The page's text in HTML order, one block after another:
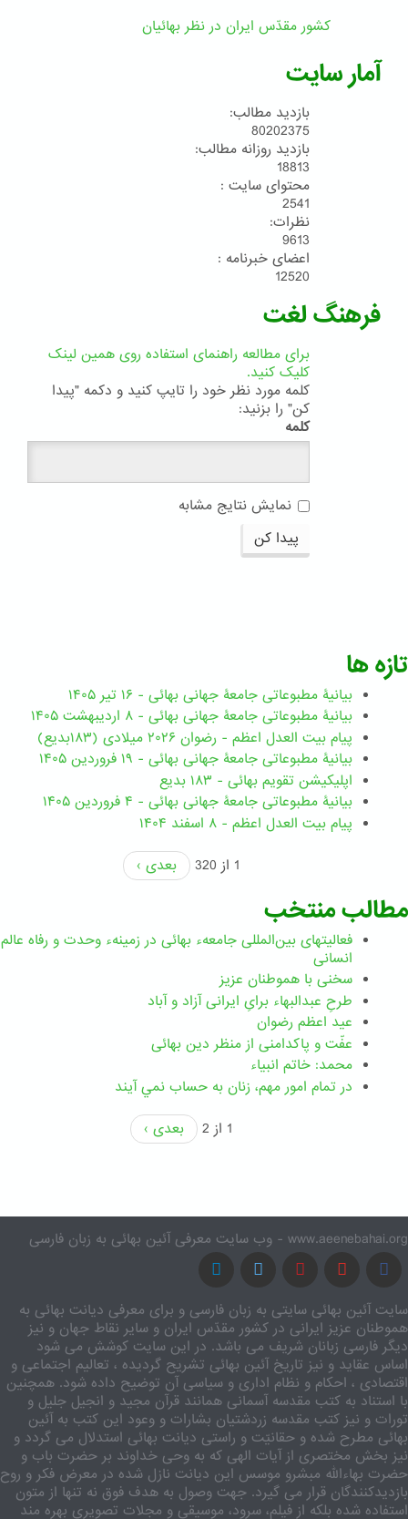
کشور مقدّس ایران در نظر بهائیان
آمار سایت
بازدید مطالب:
80202375
بازدید روزانه مطالب:
18813
محتوای سایت :
2541
نظرات:
9613
اعضای خبرنامه :
12520
فرهنگ لغت
برای مطالعه راهنمای استفاده روی همین لینک
کلیک کنید.
کلمه مورد نظر خود را تایپ کنید و دکمه "پیدا
کن" را بزنید:
کلمه
نمایش نتایج مشابه
پیدا کن
تازه ها
بیانیۀ مطبوعاتی جامعۀ جهانی بهائی - ۱۶ تیر ۱۴۰۵
بیانیۀ مطبوعاتی جامعۀ جهانی بهائی - ۸ اردیبهشت ۱۴۰۵
پیام بیت العدل اعظم - رضوان ۲۰۲۶ میلادی (۱۸۳بدیع)
بیانیۀ مطبوعاتی جامعۀ جهانی بهائی - ۱۹ فروردین ۱۴۰۵
اپلیکیشن تقویم بهائی - ۱۸۳ بدیع
بیانیۀ مطبوعاتی جامعۀ جهانی بهائی - ۴ فروردین ۱۴۰۵
پیام بیت العدل اعظم - ۸ اسفند ۱۴۰۴
1 از 320
بعدی ›
مطالب منتخب
فعالیتهای بین‌المللی جامعهء بهائی در زمینهء وحدت و رفاه عالم
انسانی
سخنی با هموطنان عزیز
طرحِ عبدالبهاء برایِ ایرانی آزاد و آباد
عید اعظم رضوان
عفّت و پاکدامنی از منظر دین بهائی
محمد: خاتم انبیاء
در تمام امور مهم،‌ زنان به حساب نمي آيند
1 از 2
بعدی ›
www.aeenebahai.org - وب سایت معرفی آئین بهائی به زبان فارسی
سایت آئین بهائی سایتی به زبان فارسی و برای معرفی دیانت بهائی به
هموطنان عزیز ایرانی در کشور مقدّس ایران و سایر نقاط جهان و نیز
دیگر فارسی زبانان شریف می باشد. در این سایت کوشش می شود
اساس عقاید و نیز تاریخ آئین بهائی تشریح گردیده ، تعالیم اجتماعی و
اقتصادی ، احکام و نظام اداری و سیاسی آن توضیح داده شود. همچنین
با استناد به کتب مقدسه آسمانی همانند قرآن مجید و انجیل جلیل و
تورات و نیز کتب مقدسه زردشتیان بشارات و وعود این کتب به آئین
بهائی مطرح شده و حقانیّت و راستی دیانت بهائی استدلال می گردد و
نیز بخش مختصری از آیات الهی که به وحی خداوند بر حضرت باب و
حضرت بهاءالله مبشرو موسس این دیانت نازل شده در معرض فکر و روح
بازدیدکنندگان قرار می گیرد. جهت وصول به هدف فوق نه تنها از متون
استفاده شده بلکه از فیلم، سرود، موسیقی و مجلات تصویری بهره مند